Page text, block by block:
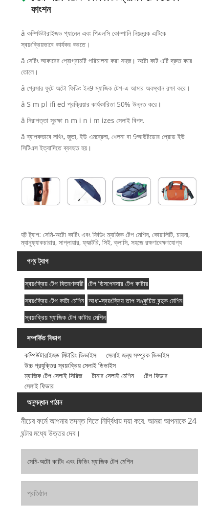
ফাংশন
â কম্পিউটারাইজড প্যানেল এবং পিএলসি কোম্পানি নিয়ন্ত্রক এটিকে
স্বয়ংক্রিয়ভাবে কার্যকর করতে।
â সেটিং আকারের প্রোগ্রামটি পরিচালনা করা সহজ। অটো কাট এটি দ্রুত করে
তোলে।
â প্রেসার ফুটে অটো ফিডিং ইন9 ম্যাজিক টেপ-এ আমার অবস্থান রক্ষা করে।
â S m pl ifi ed প্রক্রিয়ার কার্যকারিতা 50% উন্নত করে।
â নিরাপত্তা সুরক্ষা n m i n i m izes সেলাই বিপদ.
â ব্যাপকভাবে লথিং, জুতা, ইউ এমব্রেলা, খেলনা বা 9আউটডোর প্রোড ইউ
সিটিএস ইত্যাদিতে ব্যবহৃত হয়।
হট ট্যাগ: সেমি-অটো কাটিং এবং ফিডিং ম্যাজিক টেপ মেশিন, কোয়ালিটি, চায়না,
ম্যানুফ্যাকচারার, সাপ্লায়ার, ফ্যাক্টরি, সিই, ক্লাসি, সহজে রক্ষণাবেক্ষণযোগ্য
পণ্য ট্যাগ
স্বয়ংক্রিয় টেপ বিতরণকারী টেপ ডিসপেনসার টেপ কাটার
স্বয়ংক্রিয় টেপ কাটা মেশিন আধা-স্বয়ংক্রিয় তাপ সঙ্কুচিত বন্দুক মেশিন
স্বয়ংক্রিয় ম্যাজিক টেপ কাটার মেশিন
সম্পর্কিত বিভাগ
কম্পিউটারাইজড মিটারিং ডিভাইস
সেলাই জন্য সম্পূরক ডিভাইস
উচ্চ প্রযুক্তির স্বয়ংক্রিয় সেলাই ডিভাইস
ম্যাজিক টেপ সেলাই সিরিজ
টানার সেলাই মেশিন
টেপ ফিডার
সেলাই ফিডার
অনুসন্ধান পাঠান
নীচের ফর্মে আপনার তদন্ত দিতে নির্দ্বিধায় দয়া করে. আমরা আপনাকে 24
ঘন্টার মধ্যে উত্তর দেব।